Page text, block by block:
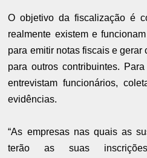
O objetivo da fiscalização é
realmente existem e
para emitir notas fiscais e
para outros contribuintes.
entrevistam funcionários,
evidências.
“As empresas nas quais as
terão as suas